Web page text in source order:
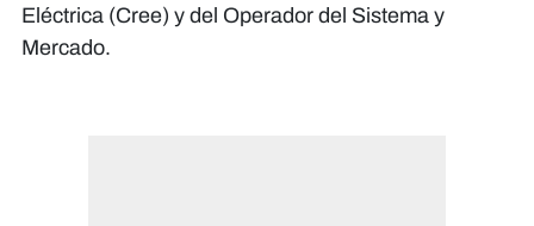
Eléctrica (Cree) y del Operador del Sistema y
Mercado.